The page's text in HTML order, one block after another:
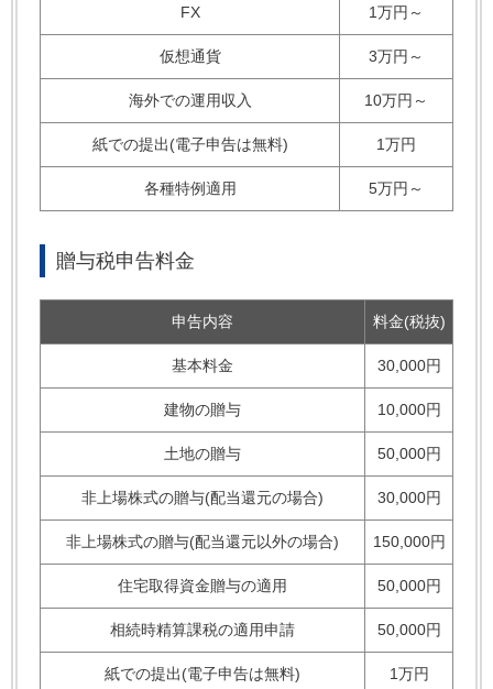
FX 1万円～
仮想通貨 3万円～
海外での運用収入 10万円～
紙での提出(電子申告は無料) 1万円
各種特例適用 5万円～
贈与税申告料金
申告内容 料金(税抜)
基本料金 30,000円
建物の贈与 10,000円
土地の贈与 50,000円
非上場株式の贈与(配当還元の場合) 30,000円
非上場株式の贈与(配当還元以外の場合) 150,000円
住宅取得資金贈与の適用 50,000円
相続時精算課税の適用申請 50,000円
紙での提出(電子申告は無料) 1万円